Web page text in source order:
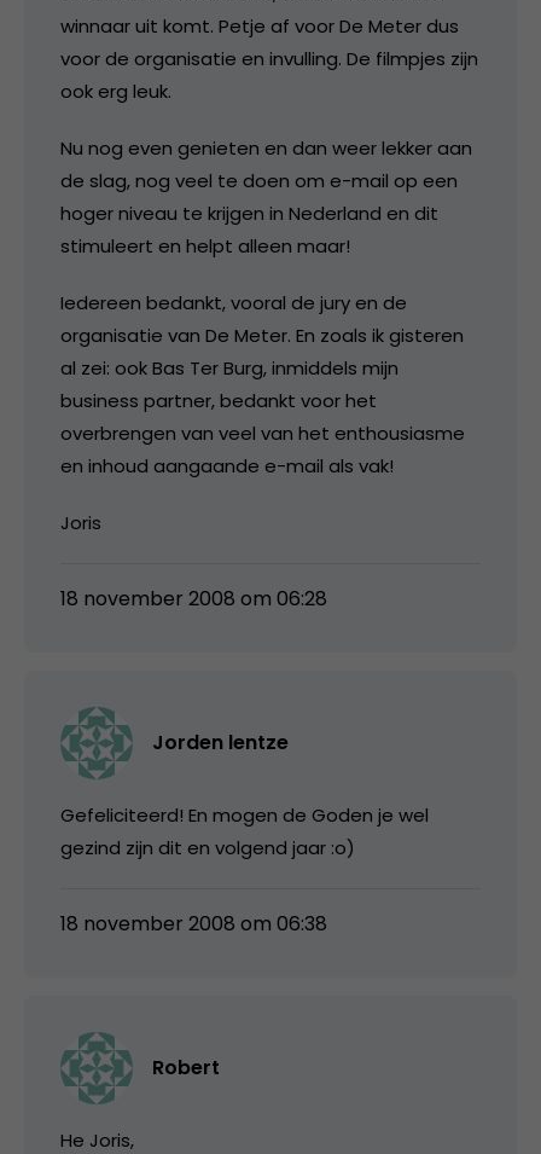
winnaar uit komt. Petje af voor De Meter dus
voor de organisatie en invulling. De filmpjes zijn
ook erg leuk.
Nu nog even genieten en dan weer lekker aan
de slag, nog veel te doen om e-mail op een
hoger niveau te krijgen in Nederland en dit
stimuleert en helpt alleen maar!
Iedereen bedankt, vooral de jury en de
organisatie van De Meter. En zoals ik gisteren
al zei: ook Bas Ter Burg, inmiddels mijn
business partner, bedankt voor het
overbrengen van veel van het enthousiasme
en inhoud aangaande e-mail als vak!
Joris
18 november 2008 om 06:28
Jorden lentze
Gefeliciteerd! En mogen de Goden je wel
gezind zijn dit en volgend jaar :o)
18 november 2008 om 06:38
Robert
He Joris,